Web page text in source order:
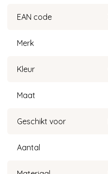
EAN code
Merk
Kleur
Maat
Geschikt voor
Aantal